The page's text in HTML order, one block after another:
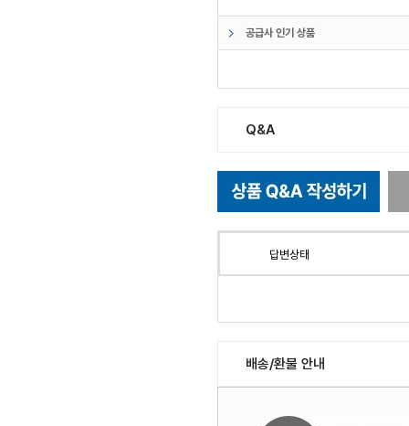
공급사 인기 상품
Q&A
답변상태
배송/환불 안내